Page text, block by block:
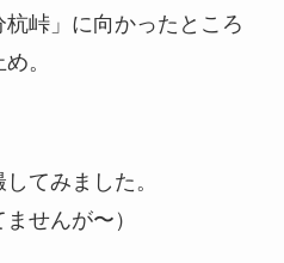
峠」に向かったところ
。
てみました。
せんが〜）